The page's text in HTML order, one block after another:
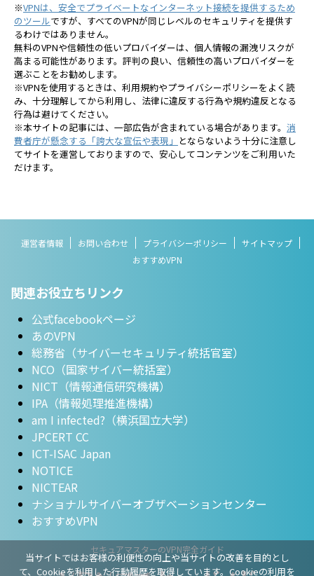
※VPNは、安全でプライベートなインターネット接続を提供するため
のツールですが、すべてのVPNが同じレベルのセキュリティを提供す
るわけではありません。
無料のVPNや信頼性の低いプロバイダーは、個人情報の漏洩リスクが
高まる可能性があります。評判の良い、信頼性の高いプロバイダーを
選ぶことをお勧めします。
※VPNを使用するときは、利用規約やプライバシーポリシーをよく読
み、十分理解してから利用し、法律に違反する行為や規約違反となる
行為は避けてください。
※本サイトの記事には、一部広告が含まれている場合があります。 消
費者庁が懸念する「誇大な宣伝や表現」 とならないよう十分に注意し
てサイトを運営しておりますので、安心してコンテンツをご利用いた
だけます。
運営者情報 お問い合わせ プライバシーポリシー
サイトマップ
おすすめVPN
関連お役立ちリンク
公式facebookページ
あのVPN
総務省（サイバーセキュリティ統括官室）
NCO（国家サイバー統括室）
NICT（情報通信研究機構）
IPA（情報処理推進機構）
am I infected?（横浜国立大学）
JPCERT CC
ICT-ISAC Japan
NOTICE
NICTEAR
ナショナルサイバーオブザベーションセンター
おすすめVPN
セキュアマスターのVPN完全ガイド
当サイトではお客様の利便性の向上や当サイトの改善を目的とし
て、Cookieを利用した行動履歴を取得しています。Cookieの利用を